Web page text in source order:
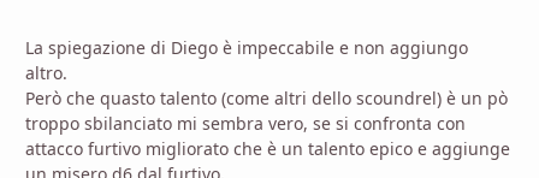
La spiegazione di Diego è impeccabile e non aggiungo
altro.
Però che quasto talento (come altri dello scoundrel) è un pò
troppo sbilanciato mi sembra vero, se si confronta con
attacco furtivo migliorato che è un talento epico e aggiunge